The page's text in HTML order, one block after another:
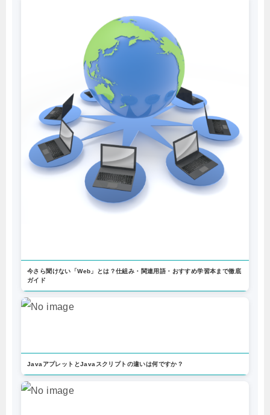
今さら聞けない「Web」とは？仕組み・関連用語・おすすめ学習本まで徹底
ガイド
JavaアプレットとJavaスクリプトの違いは何ですか？